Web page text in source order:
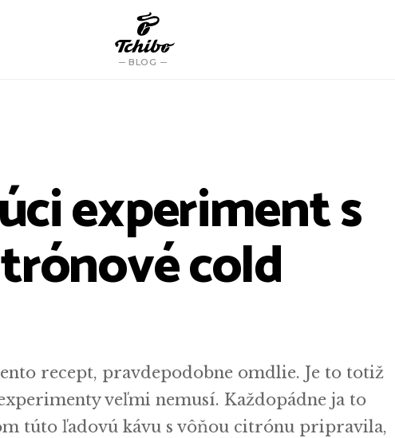
BLOG
experiment s
cold
recept, pravdepodobne omdlie. Je to totiž
veľmi nemusí. Každopádne ja to
túto ľadovú kávu s vôňou citrónu pripravila,